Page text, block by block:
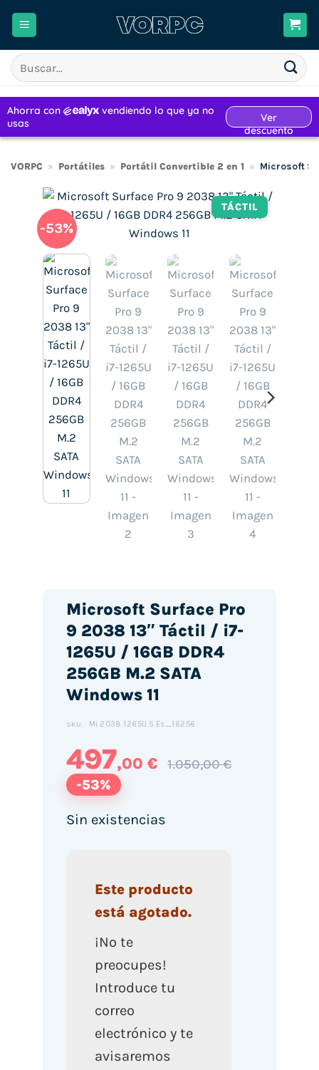
Buscar
por:
VORPC » Portátiles » Portátil Convertible 2 en 1 » Microsoft
TÁCTIL
-53%
Microsoft Surface Pro
9 2038 13″ Táctil / i7-
1265U / 16GB DDR4
256GB M.2 SATA
Windows 11
SKU: Mi.2038.1265U.S.Es_16256
497,00 € 1.050,00 €
-53%
Sin existencias
Este producto
está agotado.
¡No te
preocupes!
Introduce tu
correo
electrónico y te
avisaremos